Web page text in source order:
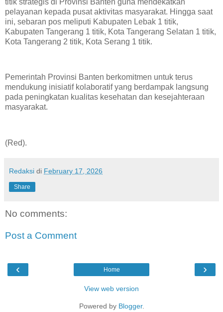
pelayanan kepada pusat aktivitas masyarakat. Hingga saat
ini, sebaran pos meliputi Kabupaten Lebak 1 titik,
Kabupaten Tangerang 1 titik, Kota Tangerang Selatan 1 titik,
Kota Tangerang 2 titik, Kota Serang 1 titik.
​Pemerintah Provinsi Banten berkomitmen untuk terus
mendukung inisiatif kolaboratif yang berdampak langsung
pada peningkatan kualitas kesehatan dan kesejahteraan
masyarakat.
(Red).
Redaksi di February 17, 2026
Share
No comments:
Post a Comment
‹ ›
Home
View web version
Powered by Blogger.